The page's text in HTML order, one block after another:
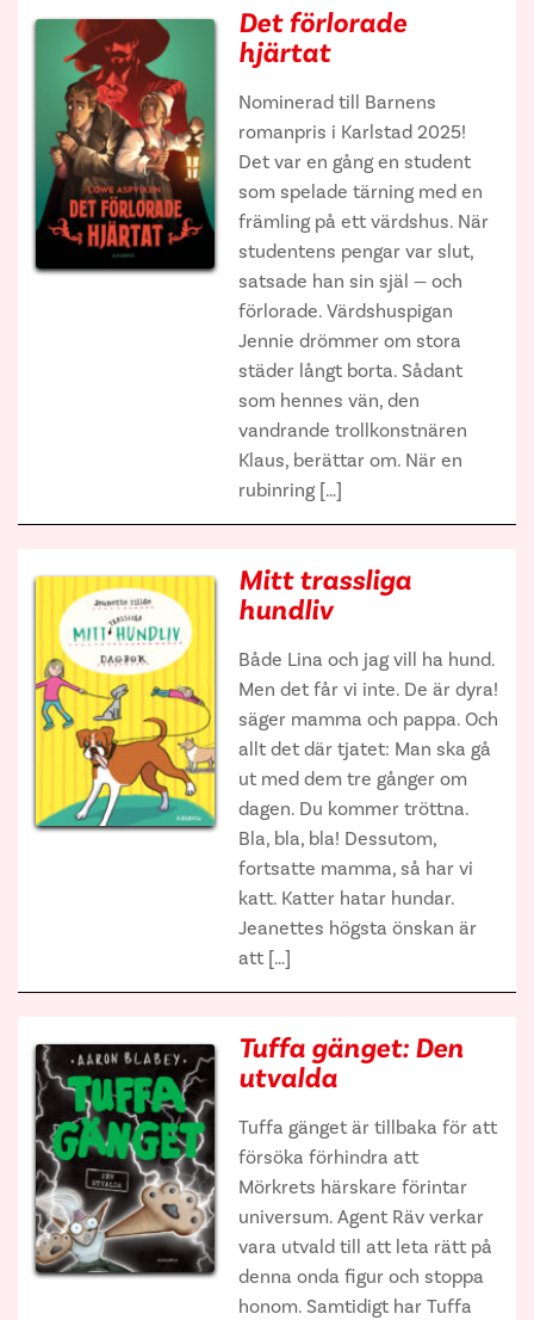
Det förlorade
hjärtat
Nominerad till Barnens
romanpris i Karlstad 2025!
Det var en gång en student
som spelade tärning med en
främling på ett värdshus. När
studentens pengar var slut,
satsade han sin själ — och
förlorade. Värdshuspigan
Jennie drömmer om stora
städer långt borta. Sådant
som hennes vän, den
vandrande trollkonstnären
Klaus, berättar om. När en
rubinring […]
Mitt trassliga
hundliv
Både Lina och jag vill ha hund.
Men det får vi inte. De är dyra!
säger mamma och pappa. Och
allt det där tjatet: Man ska gå
ut med dem tre gånger om
dagen. Du kommer tröttna.
Bla, bla, bla! Dessutom,
fortsatte mamma, så har vi
katt. Katter hatar hundar.
Jeanettes högsta önskan är
att […]
Tuffa gänget: Den
utvalda
Tuffa gänget är tillbaka för att
försöka förhindra att
Mörkrets härskare förintar
universum. Agent Räv verkar
vara utvald till att leta rätt på
denna onda figur och stoppa
honom. Samtidigt har Tuffa